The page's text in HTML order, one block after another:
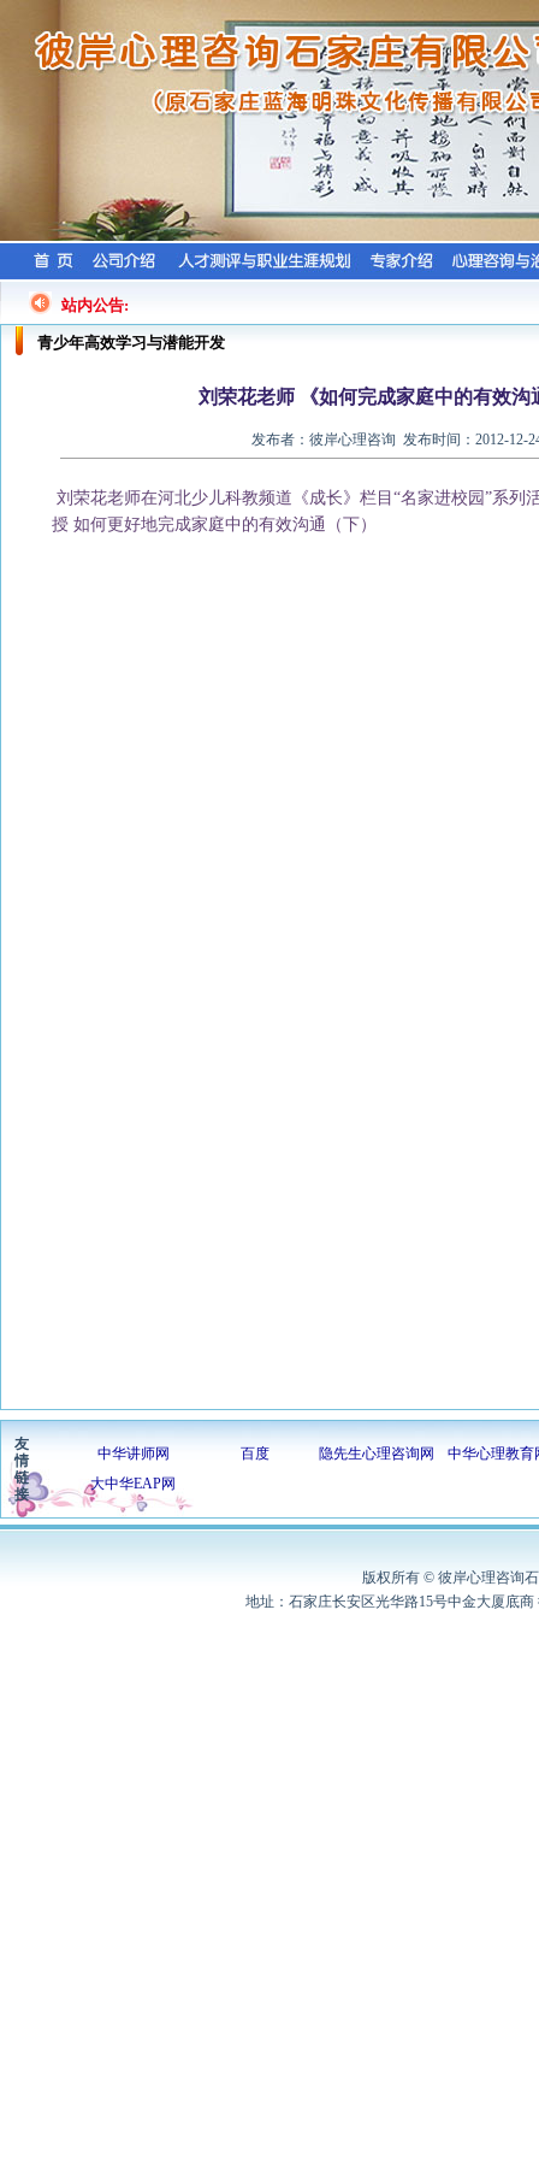
站内公告:
青少年高效学习与潜能开发
刘荣花老师 《如何完成家庭中的有效沟
发布者：彼岸心理咨询 发布时间：2012-12-
刘荣花老师在河北少儿科教频道《成长》栏目“名家进校园”系列
授 如何更好地完成家庭中的有效沟通
（下）
友
情
链
接
中华讲师网 百度 隐先生心理咨询网
中华心理教育
大中华EAP网
版权所有 © 彼岸心理咨询
地址：石家庄长安区光华路15号中金大厦底